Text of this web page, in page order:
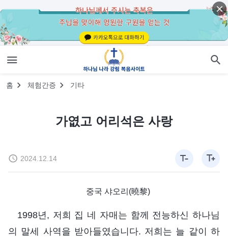
홈 체험간증 기타
가엾고 어리석은 사랑
2024.12.14
중국 샤오리(曉黎)
1998년, 저희 집 네 자매는 함께 전능하신 하나님
의 말세 사역을 받아들였습니다. 저희는 늘 같이 하